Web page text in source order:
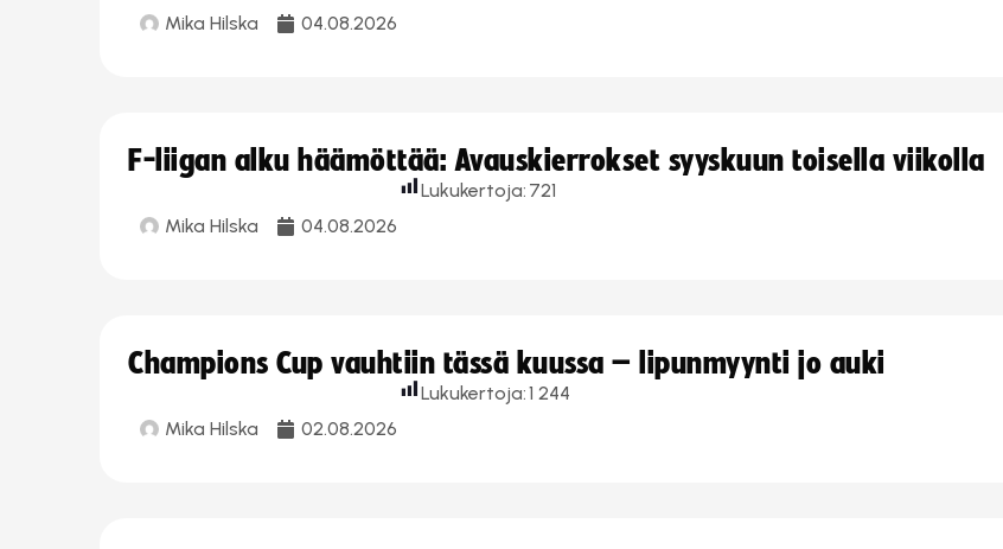
Mika Hilska 04.08.2026
F-liigan alku häämöttää: Avauskierrokset syyskuun toisella viikolla
Mika Hilska 04.08.2026
Lukukertoja: 721
Champions Cup vauhtiin tässä kuussa – lipunmyynti jo auki
Mika Hilska 02.08.2026
Lukukertoja:1 244